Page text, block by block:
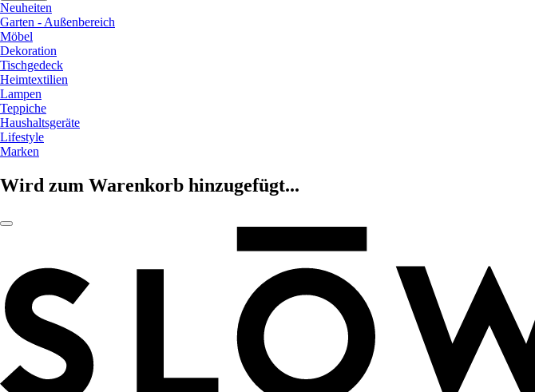
Neuheiten
Garten - Außenbereich
Möbel
Dekoration
Tischgedeck
Heimtextilien
Lampen
Teppiche
Haushaltsgeräte
Lifestyle
Marken
Wird zum Warenkorb hinzugefügt...